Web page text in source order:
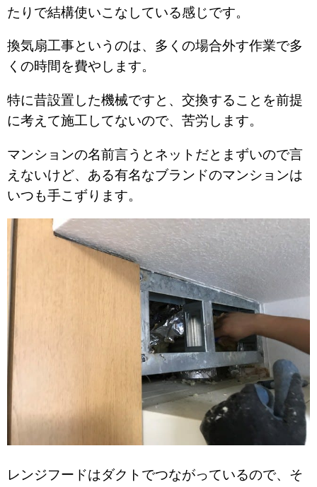
たりで結構使いこなしている感じです。
換気扇工事というのは、多くの場合外す作業で多
くの時間を費やします。
特に昔設置した機械ですと、交換することを前提
に考えて施工してないので、苦労します。
マンションの名前言うとネットだとまずいので言
えないけど、ある有名なブランドのマンションは
いつも手こずります。
レンジフードはダクトでつながっているので、そ